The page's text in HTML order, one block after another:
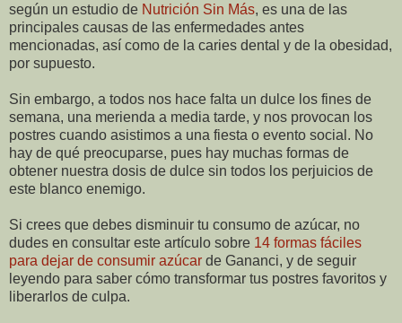
según un estudio de Nutrición Sin Más, es una de las
principales causas de las enfermedades antes
mencionadas, así como de la caries dental y de la obesidad,
por supuesto.
Sin embargo, a todos nos hace falta un dulce los fines de
semana, una merienda a media tarde, y nos provocan los
postres cuando asistimos a una fiesta o evento social. No
hay de qué preocuparse, pues hay muchas formas de
obtener nuestra dosis de dulce sin todos los perjuicios de
este blanco enemigo.
Si crees que debes disminuir tu consumo de azúcar, no
dudes en consultar este artículo sobre 14 formas fáciles
para dejar de consumir azúcar de Gananci, y de seguir
leyendo para saber cómo transformar tus postres favoritos y
liberarlos de culpa.